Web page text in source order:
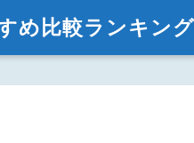
め比較ランキング